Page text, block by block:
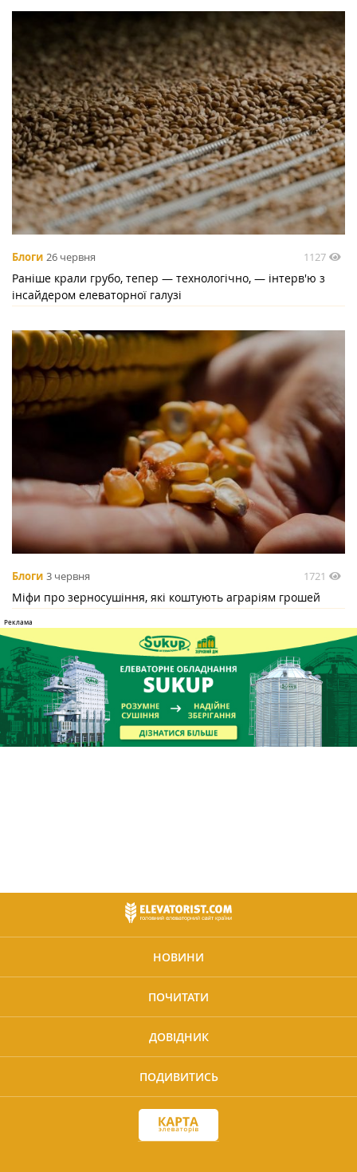
Блоги 26 червня 1127
Раніше крали грубо, тепер — технологічно, — інтерв'ю з
інсайдером елеваторної галузі
Блоги 3 червня 1721
Міфи про зерносушіння, які коштують аграріям грошей
НОВИНИ
ПОЧИТАТИ
ДОВІДНИК
ПОДИВИТИСЬ